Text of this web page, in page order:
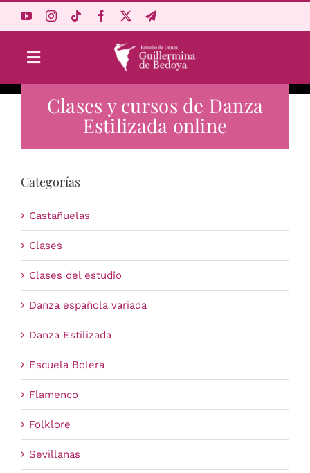
Toggle
Navigation
Aprende Online
Estudio
Carrito
Clases y cursos de Danza
Estilizada online
Categorías
Castañuelas
Clases
Clases del estudio
Danza española variada
Danza Estilizada
Escuela Bolera
Flamenco
Folklore
Sevillanas